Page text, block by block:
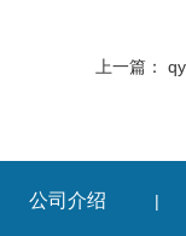
上一篇：
公司介绍 |